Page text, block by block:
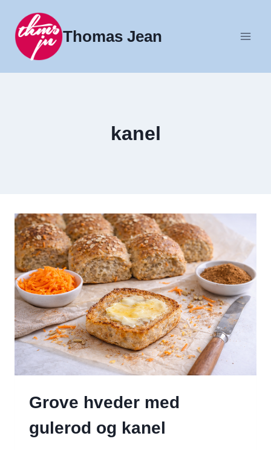
indhold
Thomas Jean
kanel
Grove hveder med
gulerod og kanel